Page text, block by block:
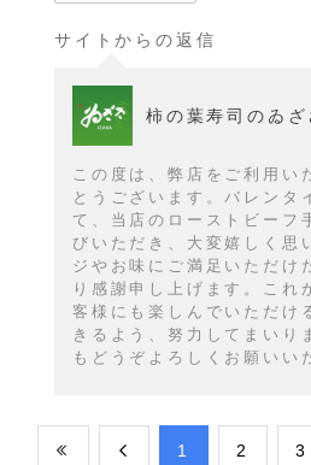
サイトからの返信
柿の葉寿司のゐざ
この度は、弊店をご利用い
とうございます。バレンタ
て、当店のローストビーフ
びいただき、大変嬉しく思
ジやお味にご満足いただけ
り感謝申し上げます。これ
客様にも楽しんでいただけ
きるよう、努力してまいり
もどうぞよろしくお願いい
​1 ​2 ​3